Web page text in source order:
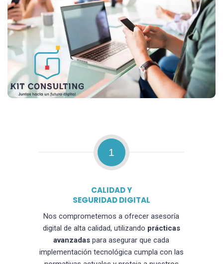
1
CALIDAD Y
SEGURIDAD DIGITAL
Nos comprometemos a ofrecer asesoría
digital de alta calidad, utilizando prácticas
avanzadas para asegurar que cada
implementación tecnológica cumpla con las